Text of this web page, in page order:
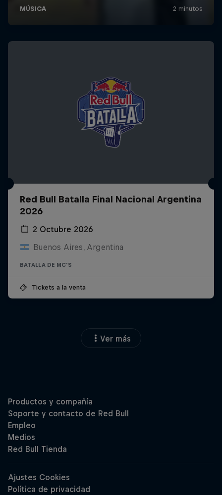
Red Bull Batalla Final Nacional Argentina
2026
2 Octubre 2026
Buenos Aires, Argentina
BATALLA DE MC'S
Tickets a la venta
Ver más